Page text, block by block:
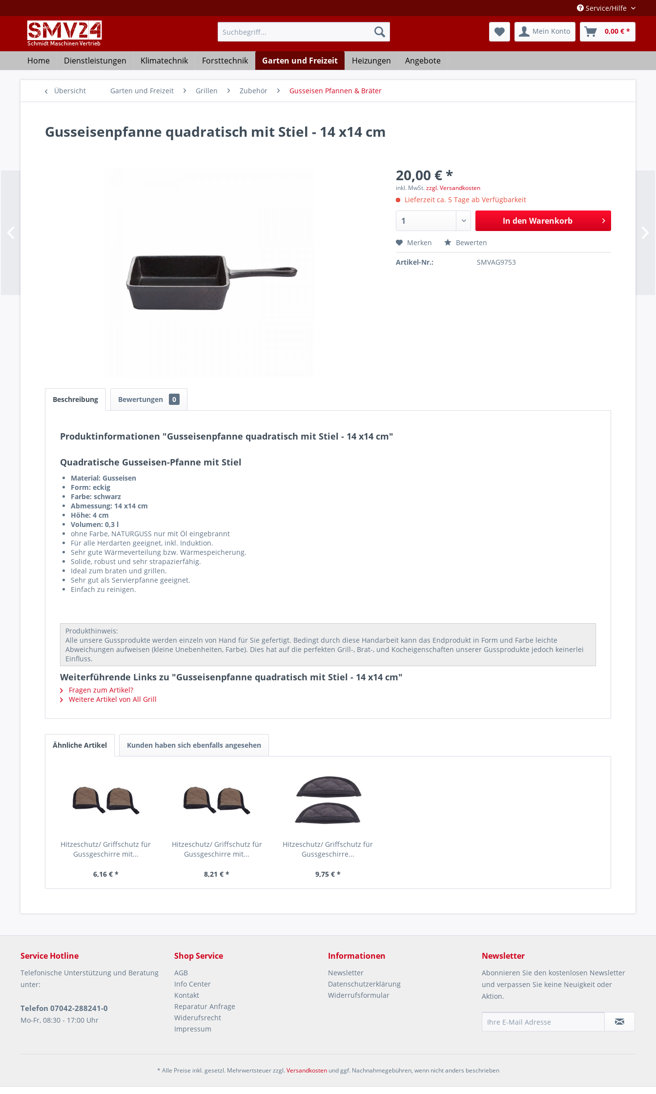
Service/Hilfe
Mein Konto 0,00 € *
Home Dienstleistungen Klimatechnik Forsttechnik Garten und Freizeit Heizungen Angebote
Übersicht Garten und Freizeit Grillen Zubehör Gusseisen Pfannen & Bräter
Gusseisenpfanne quadratisch mit Stiel - 14 x14 cm
20,00 € *
inkl. MwSt.zzgl. Versandkosten
Lieferzeit ca. 5 Tage ab Verfügbarkeit
In den Warenkorb
Merken Bewerten
Artikel-Nr.: SMVAG9753
Beschreibung Bewertungen 0
Produktinformationen "Gusseisenpfanne quadratisch mit Stiel - 14 x14 cm"
Quadratische Gusseisen-Pfanne mit Stiel
Material: Gusseisen
Form: eckig
Farbe: schwarz
Abmessung: 14 x14 cm
Höhe: 4 cm
Volumen: 0,3 l
ohne Farbe, NATURGUSS nur mit Öl eingebrannt
Für alle Herdarten geeignet, inkl. Induktion.
Sehr gute Wärmeverteilung bzw. Wärmespeicherung.
Solide, robust und sehr strapazierfähig.
Ideal zum braten und grillen.
Sehr gut als Servierpfanne geeignet.
Einfach zu reinigen.
Produkthinweis:
Alle unsere Gussprodukte werden einzeln von Hand für Sie gefertigt. Bedingt durch diese Handarbeit kann das Endprodukt in Form und Farbe leichte
Abweichungen aufweisen (kleine Unebenheiten, Farbe). Dies hat auf die perfekten Grill-, Brat-, und Kocheigenschaften unserer Gussprodukte jedoch keinerlei
Einfluss.
Weiterführende Links zu "Gusseisenpfanne quadratisch mit Stiel - 14 x14 cm"
Fragen zum Artikel?
Weitere Artikel von All Grill
Ähnliche Artikel Kunden haben sich ebenfalls angesehen
Hitzeschutz/ Griffschutz für
Gussgeschirre mit...
6,16 € *
Hitzeschutz/ Griffschutz für
Gussgeschirre mit...
8,21 € *
Hitzeschutz/ Griffschutz für
Gussgeschirre...
9,75 € *
Service Hotline
Telefonische Unterstützung und Beratung
unter:
Telefon 07042-288241-0
Mo-Fr, 08:30 - 17:00 Uhr
Shop Service
AGB
Info Center
Kontakt
Reparatur Anfrage
Widerufsrecht
Impressum
Informationen
Newsletter
Datenschutzerklärung
Widerrufsformular
Newsletter
Abonnieren Sie den kostenlosen Newsletter
und verpassen Sie keine Neuigkeit oder
Aktion.
* Alle Preise inkl. gesetzl. Mehrwertsteuer zzgl.Versandkostenund ggf. Nachnahmegebühren, wenn nicht anders beschrieben